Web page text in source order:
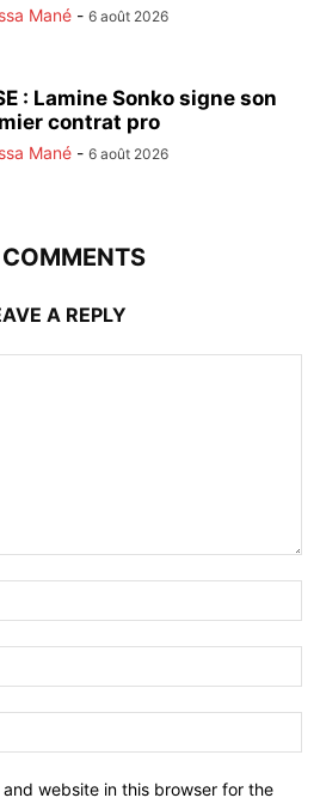
Mané - 6 août 2026
: Lamine Sonko signe son
contrat pro
Mané - 6 août 2026
A REPLY
and website in this browser for the